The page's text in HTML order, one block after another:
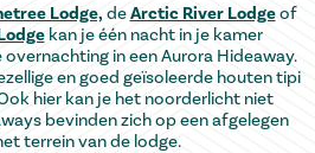
Lodge, deArctic River Lodgeof
kan je één nacht in je kamer
in een Aurora Hideaway.
en goed geïsoleerde houten tipi
hier kan je het noorderlicht niet
bevinden zich op een afgelegen
terrein van de lodge.